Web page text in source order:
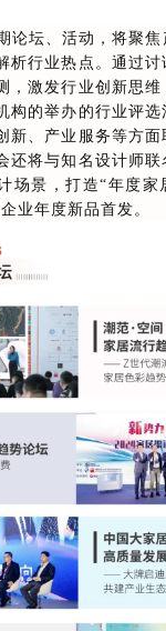
坛、活动，将聚焦
析行业热点。通过
，激发行业创新思
构的举办的行业评
新、产业服务等方面
还将与知名设计师
场景，打造“年度家
企业年度新品首发